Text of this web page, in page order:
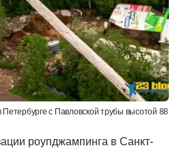
с Павловской трубы высотой 88
роупджампинга в Санкт-